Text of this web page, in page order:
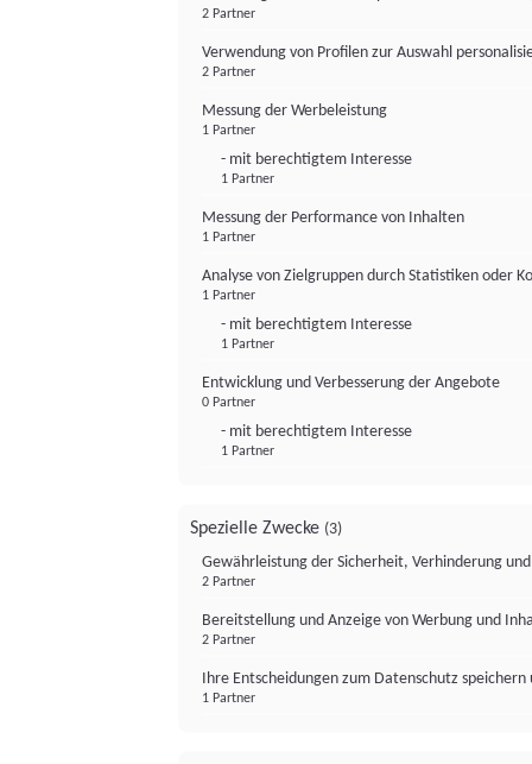
2 Partner
Verwendung von Profilen zur Auswahl
2 Partner
Messung der Werbeleistung
1 Partner
- mit berechtigtem Interesse
1 Partner
Messung der Performance von Inhalten
1 Partner
Analyse von Zielgruppen durch Statistiken oder
1 Partner
- mit berechtigtem Interesse
1 Partner
Entwicklung und Verbesserung der Angebote
0 Partner
- mit berechtigtem Interesse
1 Partner
Spezielle Zwecke (3)
Gewährleistung der Sicherheit, Verhinderung
2 Partner
Bereitstellung und Anzeige von Werbung und
2 Partner
Ihre Entscheidungen zum Datenschutz
1 Partner